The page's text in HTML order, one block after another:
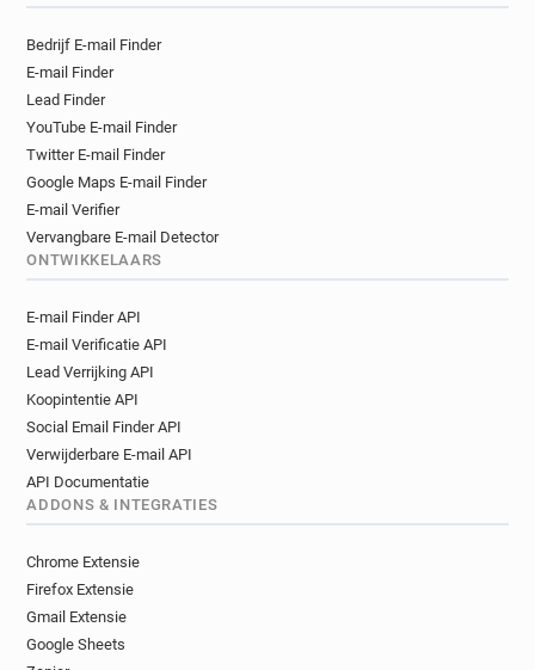
Bedrijf E-mail Finder
E-mail Finder
Lead Finder
YouTube E-mail Finder
Twitter E-mail Finder
Google Maps E-mail Finder
E-mail Verifier
Vervangbare E-mail Detector
ONTWIKKELAARS
E-mail Finder API
E-mail Verificatie API
Lead Verrijking API
Koopintentie API
Social Email Finder API
Verwijderbare E-mail API
API Documentatie
ADDONS & INTEGRATIES
Chrome Extensie
Firefox Extensie
Gmail Extensie
Google Sheets